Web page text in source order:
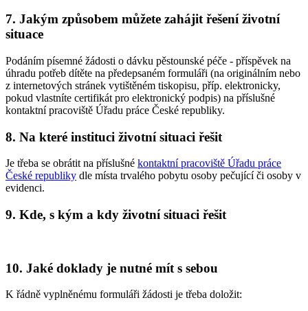
7. Jakým způsobem můžete zahájit řešení životní
situace
Podáním písemné žádosti o dávku pěstounské péče - příspěvek na
úhradu potřeb dítěte na předepsaném formuláři (na originálním nebo
z internetových stránek vytištěném tiskopisu, příp. elektronicky,
pokud vlastníte certifikát pro elektronický podpis) na příslušné
kontaktní pracoviště Úřadu práce České republiky.
8. Na které instituci životní situaci řešit
Je třeba se obrátit na příslušné kontaktní pracoviště Úřadu práce
České republiky dle místa trvalého pobytu osoby pečující či osoby v
evidenci.
9. Kde, s kým a kdy životní situaci řešit
10. Jaké doklady je nutné mít s sebou
K řádně vyplněnému formuláři žádosti je třeba doložit: